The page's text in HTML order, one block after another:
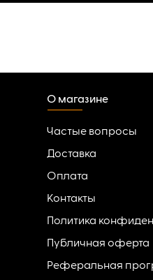
О магазине
Частые вопросы
Доставка
Оплата
Контакты
Политика
Публичная оферта
Реферальная